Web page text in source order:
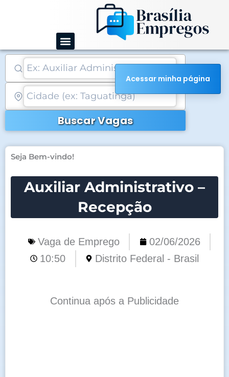
conteúdo
Buscar Vagas
Seja Bem-vindo!
Auxiliar Administrativo –
Recepção
Vaga de Emprego
02/06/2026
10:50
Distrito Federal - Brasil
Continua após a Publicidade
Acessar minha página